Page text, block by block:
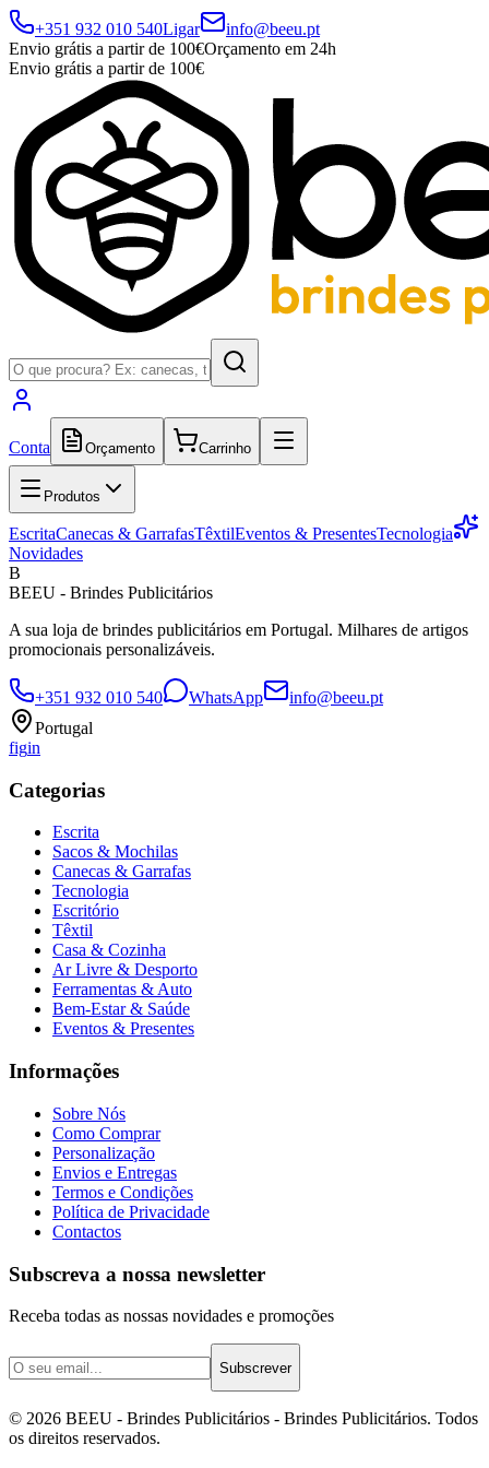
+351 932 010 540Ligar
info@beeu.pt
Envio grátis a partir de 100€Orçamento em 24h
Envio grátis a partir de 100€
Conta Orçamento Carrinho
Produtos
EscritaCanecas & GarrafasTêxtilEventos & PresentesTecnologia
Novidades
B
BEEU - Brindes Publicitários
A sua loja de brindes publicitários em Portugal. Milhares de artigos
promocionais personalizáveis.
+351 932 010 540 WhatsApp
info@beeu.pt
Portugal
figin
Categorias
Escrita
Sacos & Mochilas
Canecas & Garrafas
Tecnologia
Escritório
Têxtil
Casa & Cozinha
Ar Livre & Desporto
Ferramentas & Auto
Bem-Estar & Saúde
Eventos & Presentes
Informações
Sobre Nós
Como Comprar
Personalização
Envios e Entregas
Termos e Condições
Política de Privacidade
Contactos
Subscreva a nossa newsletter
Receba todas as nossas novidades e promoções
Subscrever
© 2026 BEEU - Brindes Publicitários - Brindes Publicitários. Todos
os direitos reservados.